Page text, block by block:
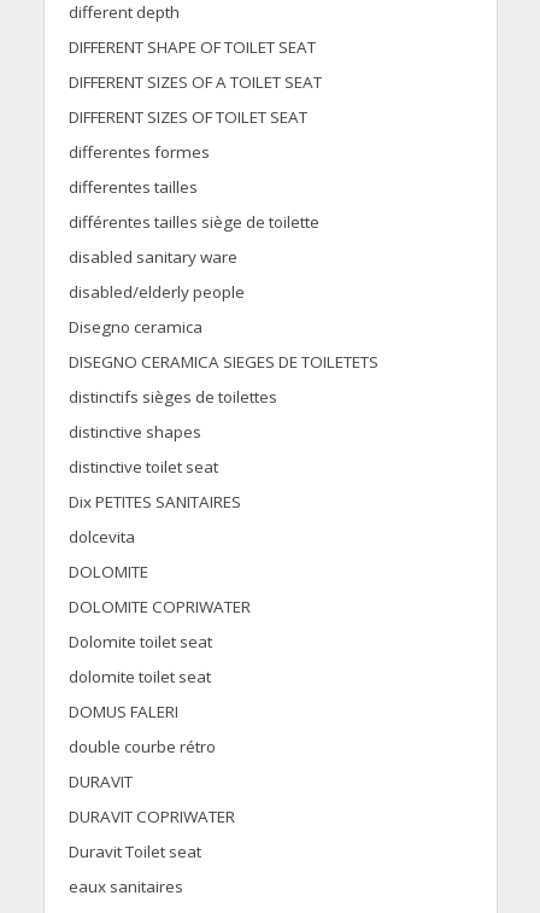
different depth
DIFFERENT SHAPE OF TOILET SEAT
DIFFERENT SIZES OF A TOILET SEAT
DIFFERENT SIZES OF TOILET SEAT
differentes formes
differentes tailles
différentes tailles siège de toilette
disabled sanitary ware
disabled/elderly people
Disegno ceramica
DISEGNO CERAMICA SIEGES DE TOILETETS
distinctifs sièges de toilettes
distinctive shapes
distinctive toilet seat
Dix PETITES SANITAIRES
dolcevita
DOLOMITE
DOLOMITE COPRIWATER
Dolomite toilet seat
dolomite toilet seat
DOMUS FALERI
double courbe rétro
DURAVIT
DURAVIT COPRIWATER
Duravit Toilet seat
eaux sanitaires